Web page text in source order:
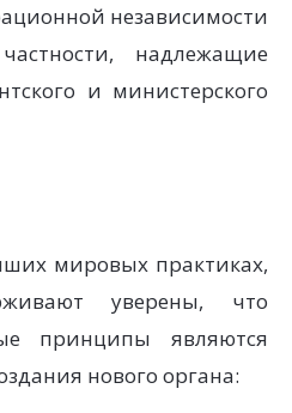
независимости
надлежащие
и министерского
мировых практиках,
уверены, что
принципы являются
нового органа: